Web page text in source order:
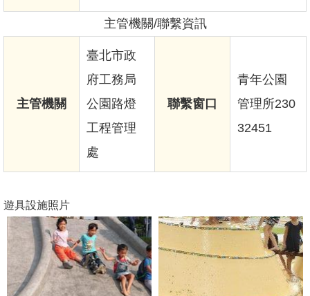
主管機關/聯繫資訊
主管機關
臺北市政
府工務局
公園路燈
工程管理
處
聯繫窗口
青年公園
管理所230
32451
遊具設施照片